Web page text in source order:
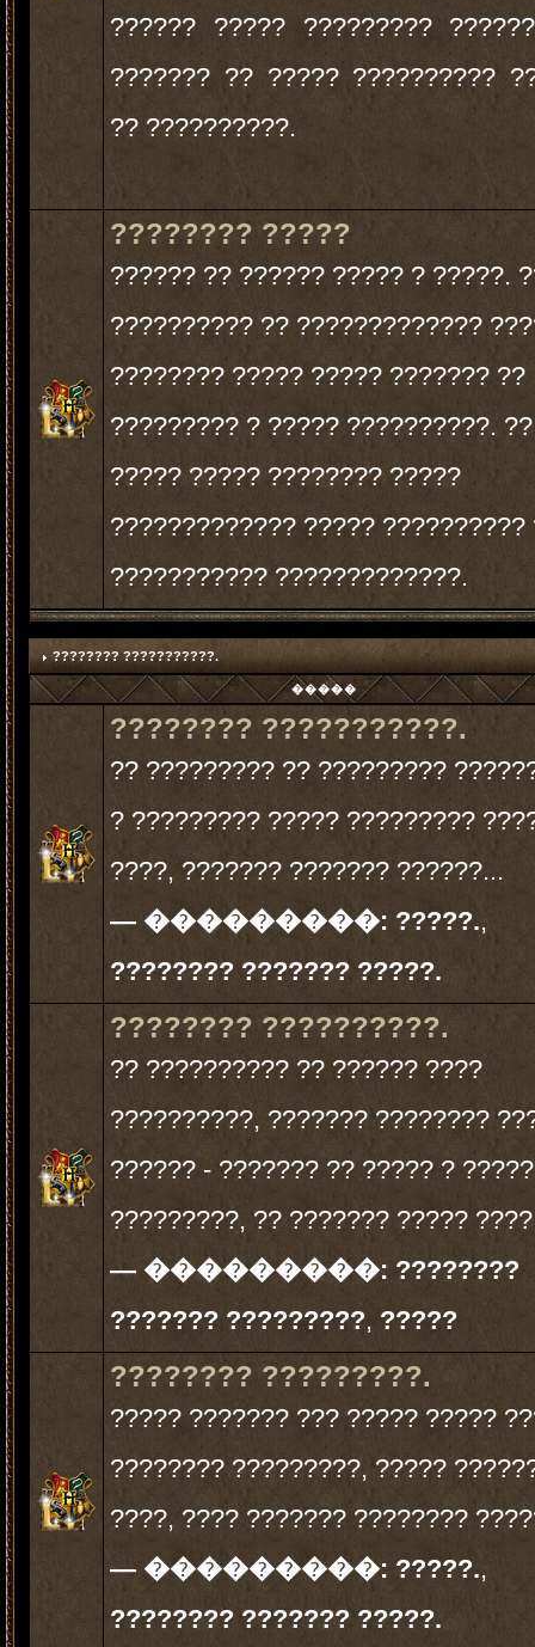
?????? ????? ?????????
??????? ?? ????? ??????????
?? ??????????.
???????? ?????
?????? ?? ?????? ????? ? ?????.
?????????? ?? ?????????????
???????? ????? ????? ??????? ??
????????? ? ????? ??????????. ??
????? ????? ???????? ?????
????????????? ????? ??????????
??????????? ?????????????.
???????? ???????????.
�����
???????? ???????????.
?? ????????? ?? ?????????
? ????????? ????? ?????????
????, ??????? ??????? ??????...
— ���������: ?????.,
???????? ??????? ?????.
???????? ??????????.
?? ?????????? ?? ?????? ????
??????????, ??????? ????????
?????? - ??????? ?? ????? ? ?????
?????????, ?? ??????? ?????
— ���������: ????????
??????? ?????????, ?????
???????? ?????????.
????? ??????? ??? ????? ?????
???????? ?????????, ?????
????, ???? ??????? ????????
— ���������: ?????.,
???????? ??????? ?????.